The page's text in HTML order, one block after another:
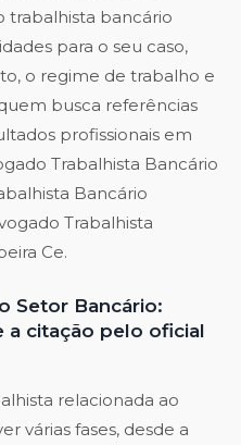
trabalhista bancário
para o seu caso,
o regime de trabalho e
busca referências
profissionais em
Trabalhista Bancário
Bancário
Trabalhista
Ce.
Setor Bancário:
citação pelo oficial
relacionada ao
várias fases, desde a